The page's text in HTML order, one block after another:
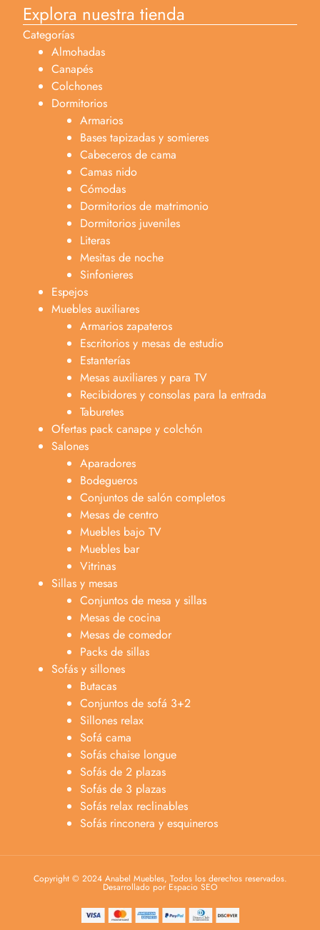
Explora nuestra tienda
Categorías
Almohadas
Canapés
Colchones
Dormitorios
Armarios
Bases tapizadas y somieres
Cabeceros de cama
Camas nido
Cómodas
Dormitorios de matrimonio
Dormitorios juveniles
Literas
Mesitas de noche
Sinfonieres
Espejos
Muebles auxiliares
Armarios zapateros
Escritorios y mesas de estudio
Estanterías
Mesas auxiliares y para TV
Recibidores y consolas para la entrada
Taburetes
Ofertas pack canape y colchón
Salones
Aparadores
Bodegueros
Conjuntos de salón completos
Mesas de centro
Muebles bajo TV
Muebles bar
Vitrinas
Sillas y mesas
Conjuntos de mesa y sillas
Mesas de cocina
Mesas de comedor
Packs de sillas
Sofás y sillones
Butacas
Conjuntos de sofá 3+2
Sillones relax
Sofá cama
Sofás chaise longue
Sofás de 2 plazas
Sofás de 3 plazas
Sofás relax reclinables
Sofás rinconera y esquineros
Copyright © 2024 Anabel Muebles, Todos los derechos reservados.
Desarrollado por Espacio SEO